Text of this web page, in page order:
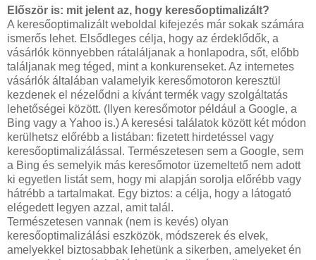
Először is: mit jelent az, hogy keresőoptimalizált?
A keresőoptimalizált weboldal kifejezés már sokak számára
ismerős lehet. Elsődleges célja, hogy az érdeklődők, a
vásárlók könnyebben rátaláljanak a honlapodra, sőt, előbb
találjanak meg téged, mint a konkurenseket. Az internetes
vásárlók általában valamelyik keresőmotoron keresztül
kezdenek el nézelődni a kívánt termék vagy szolgáltatás
lehetőségei között. (Ilyen keresőmotor például a Google, a
Bing vagy a Yahoo is.) A keresési találatok között két módon
kerülhetsz előrébb a listában: fizetett hirdetéssel vagy
keresőoptimalizálással. Természetesen sem a Google, sem
a Bing és semelyik más keresőmotor üzemeltető nem adott
ki egyetlen listát sem, hogy mi alapján sorolja előrébb vagy
hátrébb a tartalmakat. Egy biztos: a célja, hogy a látogató
elégedett legyen azzal, amit talál.
Természetesen vannak (nem is kevés) olyan
keresőoptimalizálási eszközök, módszerek és elvek,
amelyekkel biztosabbak lehetünk a sikerben, amelyeket én